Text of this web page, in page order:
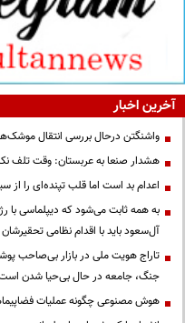
آخرین اخبار
واشنگتن درحال بررسی انتقال
هشدار صنعا به عربستان: وقت تلف
اعدام بد است اما قلب تپنده‌ای را از
به همه ثابت می‌شود که دیپلماسی با
آل‌سعود باید با اقدام نظامی
تاراج هویت ملی در بازار بی‌صاحب
جنگ، جامعه در حال بی‌حیا شدن
هوش مصنوعی چگونه عملیات